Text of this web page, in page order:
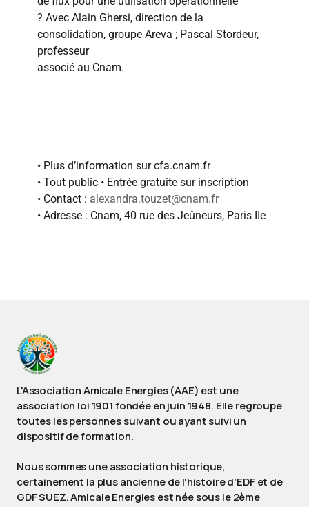
? Avec Alain Ghersi, direction de la
consolidation, groupe Areva ; Pascal Stordeur,
professeur
associé au Cnam.
• Plus d’information sur cfa.cnam.fr
• Tout public • Entrée gratuite sur inscription
• Contact : alexandra.touzet@cnam.fr
• Adresse : Cnam, 40 rue des Jeûneurs, Paris IIe
L'Association Amicale Energies (AAE) est une
association loi 1901 fondée en juin 1948. Elle regroupe
toutes les personnes suivant ou ayant suivi un
dispositif de formation.
Nous sommes une association historique,
certainement la plus ancienne de l'histoire d'EDF et de
GDF SUEZ. Amicale Energies est née sous le 2ème